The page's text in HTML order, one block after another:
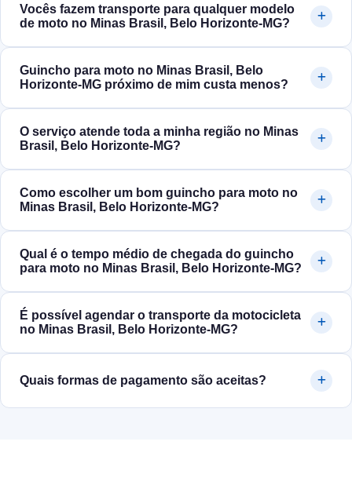
Vocês fazem transporte para qualquer modelo
de moto no Minas Brasil, Belo Horizonte‑MG?
Guincho para moto no Minas Brasil, Belo
Horizonte‑MG próximo de mim custa menos?
O serviço atende toda a minha região no Minas
Brasil, Belo Horizonte‑MG?
Como escolher um bom guincho para moto no
Minas Brasil, Belo Horizonte‑MG?
Qual é o tempo médio de chegada do guincho
para moto no Minas Brasil, Belo Horizonte‑MG?
É possível agendar o transporte da motocicleta
no Minas Brasil, Belo Horizonte‑MG?
Quais formas de pagamento são aceitas?